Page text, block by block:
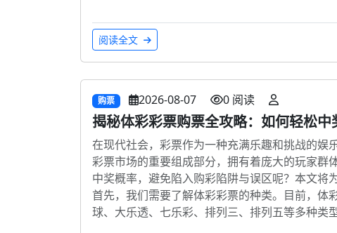
阅读全文
购票 2026-08-07 0 阅读
揭秘体彩彩票购票全攻略：如何轻松
在现代社会，彩票作为一种充满乐趣和挑战的娱
彩票市场的重要组成部分，拥有着庞大的玩家群
中奖概率，避免陷入购彩陷阱与误区呢？本文将
首先，我们需要了解体彩彩票的种类。目前，
球、大乐透、七乐彩、排列三、排列五等多种类